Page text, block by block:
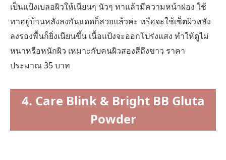
เป็นแป้งเบลอผิวให้เนียนๆ นัวๆ ทาแล้วมีความหน้าผ่อง ใช้
ทาอยู่บ้านหลังลงกันแดดก็สวยแล้วค่ะ หรือจะใช้เซ็ตผิวหลัง
ลงรองพื้นก็ยิ่งเนียนขึ้น เนื้อแป้งจะออกโปร่งแสง ทำให้ดูไม่
หนาหรือหนักผิว เหมาะกับคนผิวสองสีถึงขาว ราคา
ประมาณ 35 บาท
4. Care Blink & Bright BB Gluta
Powder